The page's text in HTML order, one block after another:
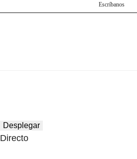
Escríbanos
Desplegar
Directo